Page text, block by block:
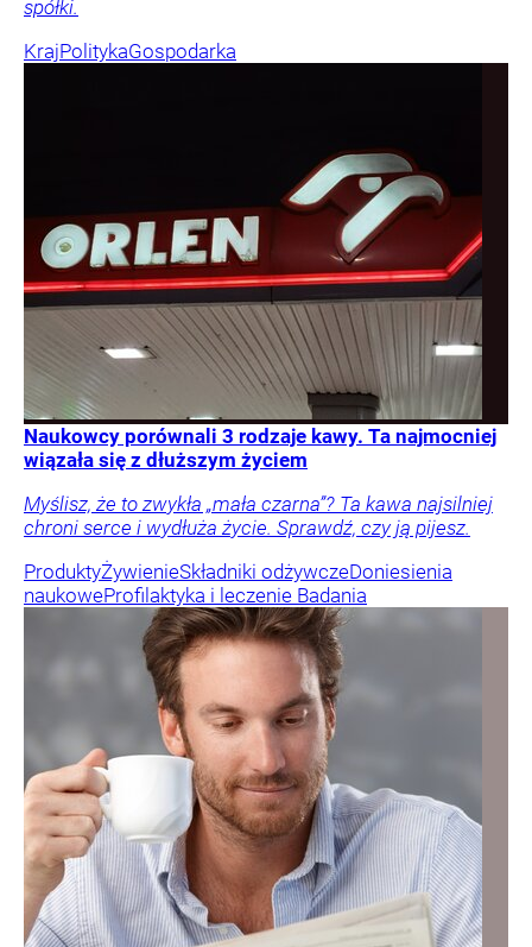
spółki.
KrajPolitykaGospodarka
Naukowcy porównali 3 rodzaje kawy. Ta najmocniej
wiązała się z dłuższym życiem
Myślisz, że to zwykła „mała czarna”? Ta kawa najsilniej
chroni serce i wydłuża życie. Sprawdź, czy ją pijesz.
ProduktyŻywienieSkładniki odżywczeDoniesienia
naukoweProfilaktyka i leczenie Badania